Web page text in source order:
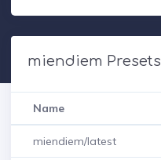
miendiem Presets
Name
miendiem/latest